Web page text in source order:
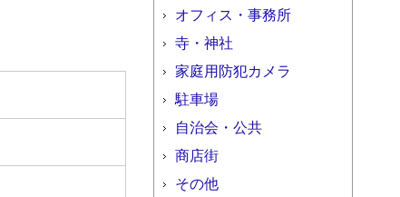
オフィス・事務所
寺・神社
家庭用防犯カメラ
駐車場
自治会・公共
商店街
その他